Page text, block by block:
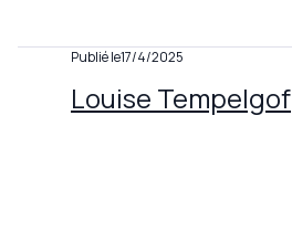
Publié le17/4/2025
Louise Tempelgof